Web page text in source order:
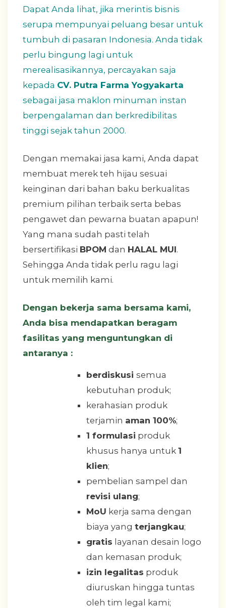
Dapat Anda lihat, jika merintis bisnis
serupa mempunyai peluang besar untuk
tumbuh di pasaran Indonesia. Anda tidak
perlu bingung lagi untuk
merealisasikannya, percayakan saja
kepada CV. Putra Farma Yogyakarta
sebagai jasa maklon minuman instan
berpengalaman dan berkredibilitas
tinggi sejak tahun 2000.
Dengan memakai jasa kami, Anda dapat
membuat merek teh hijau sesuai
keinginan dari bahan baku berkualitas
premium pilihan terbaik serta bebas
pengawet dan pewarna buatan apapun!
Yang mana sudah pasti telah
bersertifikasi BPOM dan HALAL MUI.
Sehingga Anda tidak perlu ragu lagi
untuk memilih kami.
Dengan bekerja sama bersama kami,
Anda bisa mendapatkan beragam
fasilitas yang menguntungkan di
antaranya :
berdiskusi semua
kebutuhan produk;
kerahasian produk
terjamin aman 100%;
1 formulasi produk
khusus hanya untuk 1
klien;
pembelian sampel dan
revisi ulang;
MoU kerja sama dengan
biaya yang terjangkau;
gratis layanan desain logo
dan kemasan produk;
izin legalitas produk
diuruskan hingga tuntas
oleh tim legal kami;